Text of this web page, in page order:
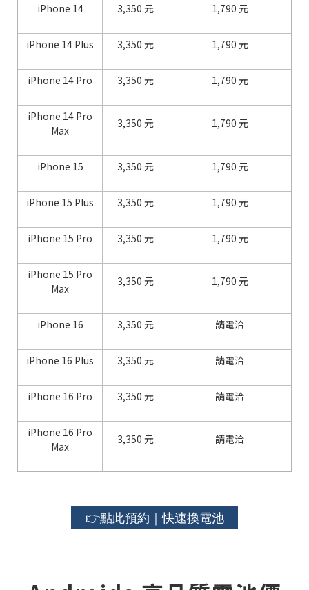
iPhone 14 3,350 元 1,790 元
iPhone 14 Plus 3,350 元 1,790 元
iPhone 14 Pro 3,350 元 1,790 元
iPhone 14 Pro
Max
3,350 元 1,790 元
iPhone 15 3,350 元 1,790 元
iPhone 15 Plus 3,350 元 1,790 元
iPhone 15 Pro 3,350 元 1,790 元
iPhone 15 Pro
Max
3,350 元 1,790 元
iPhone 16 3,350 元 請電洽
iPhone 16 Plus 3,350 元 請電洽
iPhone 16 Pro 3,350 元 請電洽
iPhone 16 Pro
Max
3,350 元 請電洽
👉點此預約｜快速換電池